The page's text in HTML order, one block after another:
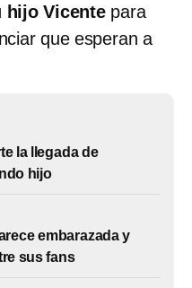
hijo Vicentepara
que esperan a
la llegada de
hijo
embarazada y
sus fans